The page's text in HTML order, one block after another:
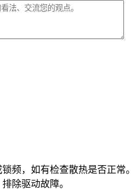
频，如有检查散热是否正常。
除驱动故障。